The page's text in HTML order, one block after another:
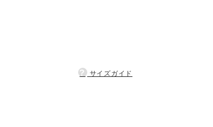
? サイズガイド